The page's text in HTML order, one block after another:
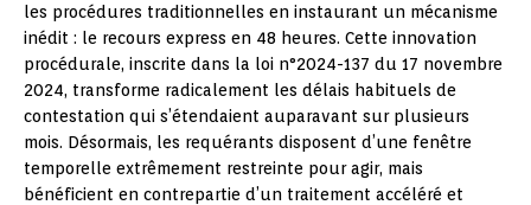
les procédures traditionnelles en instaurant un mécanisme
inédit : le recours express en 48 heures. Cette innovation
procédurale, inscrite dans la loi n°2024-137 du 17 novembre
2024, transforme radicalement les délais habituels de
contestation qui s’étendaient auparavant sur plusieurs
mois. Désormais, les requérants disposent d’une fenêtre
temporelle extrêmement restreinte pour agir, mais
bénéficient en contrepartie d’un traitement accéléré et